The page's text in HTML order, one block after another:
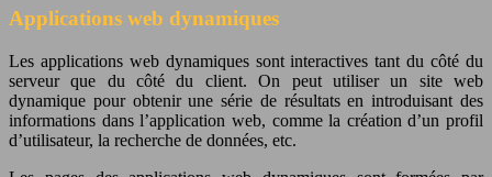
Applications web dynamiques
Les applications web dynamiques sont interactives tant du côté du
serveur que du côté du client. On peut utiliser un site web
dynamique pour obtenir une série de résultats en introduisant des
informations dans l’application web, comme la création d’un profil
d’utilisateur, la recherche de données, etc.